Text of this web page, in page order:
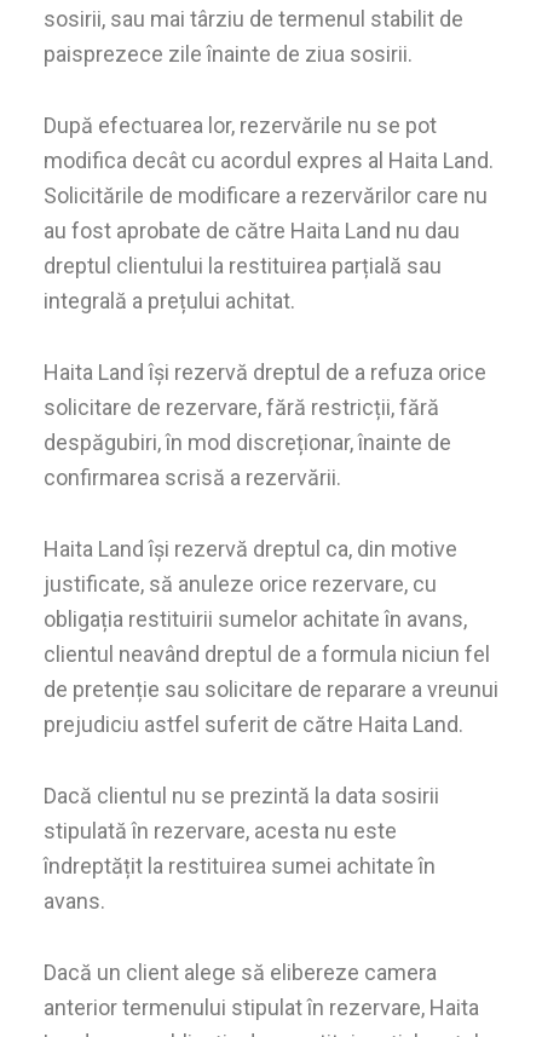
sosirii, sau mai târziu de termenul stabilit de
paisprezece zile înainte de ziua sosirii.
După efectuarea lor, rezervările nu se pot
modifica decât cu acordul expres al Haita Land.
Solicitările de modificare a rezervărilor care nu
au fost aprobate de către Haita Land nu dau
dreptul clientului la restituirea parțială sau
integrală a prețului achitat.
Haita Land își rezervă dreptul de a refuza orice
solicitare de rezervare, fără restricții, fără
despăgubiri, în mod discreționar, înainte de
confirmarea scrisă a rezervării.
Haita Land își rezervă dreptul ca, din motive
justificate, să anuleze orice rezervare, cu
obligația restituirii sumelor achitate în avans,
clientul neavând dreptul de a formula niciun fel
de pretenție sau solicitare de reparare a vreunui
prejudiciu astfel suferit de către Haita Land.
Dacă clientul nu se prezintă la data sosirii
stipulată în rezervare, acesta nu este
îndreptățit la restituirea sumei achitate în
avans.
Dacă un client alege să elibereze camera
anterior termenului stipulat în rezervare, Haita